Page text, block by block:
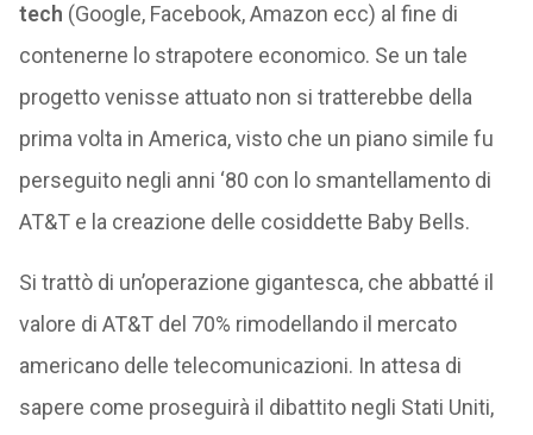
tech (Google, Facebook, Amazon ecc) al fine di
contenerne lo strapotere economico. Se un tale
progetto venisse attuato non si tratterebbe della
prima volta in America, visto che un piano simile fu
perseguito negli anni ‘80 con lo smantellamento di
AT&T e la creazione delle cosiddette Baby Bells.
Si trattò di un’operazione gigantesca, che abbatté il
valore di AT&T del 70% rimodellando il mercato
americano delle telecomunicazioni. In attesa di
sapere come proseguirà il dibattito negli Stati Uniti,